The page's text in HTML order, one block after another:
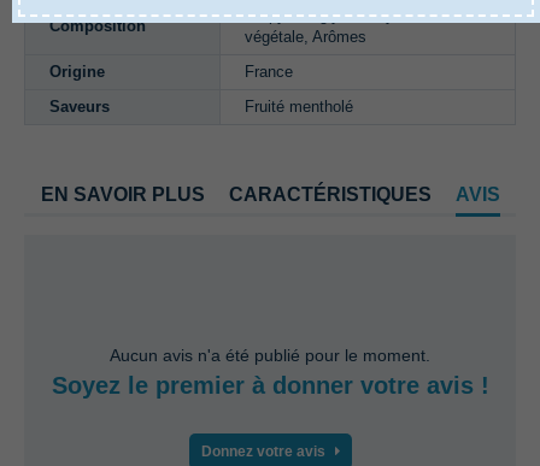
Composition
Propylène glycol, Glycérine
végétale, Arômes
Origine
France
Saveurs
Fruité mentholé
EN SAVOIR PLUS CARACTÉRISTIQUES AVIS
Aucun avis n'a été publié pour le moment.
Soyez le premier à donner votre avis !
Donnez votre avis